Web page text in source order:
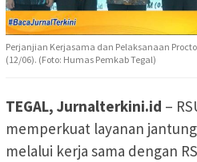
Perjanjian Kerjasama dan Pelaksanaan
(12/06). (Foto: Humas Pemkab Tegal)
TEGAL, Jurnalterkini.id –
memperkuat layanan
melalui kerja sama dengan